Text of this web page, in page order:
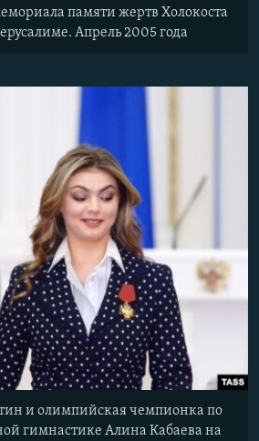
памяти жертв Холокоста
Апрель 2005 года
и олимпийская чемпионка по
гимнастике Алина Кабаева на